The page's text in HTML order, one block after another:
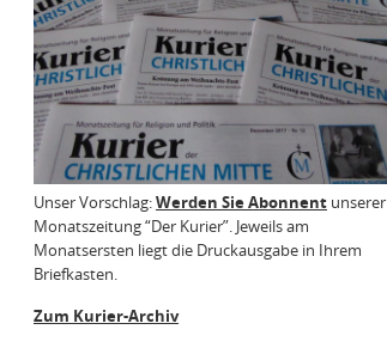
Unser Vorschlag:Werden Sie Abonnent unserer
Monatszeitung “Der Kurier”. Jeweils am
Monatsersten liegt die Druckausgabe in Ihrem
Briefkasten.
Zum Kurier-Archiv